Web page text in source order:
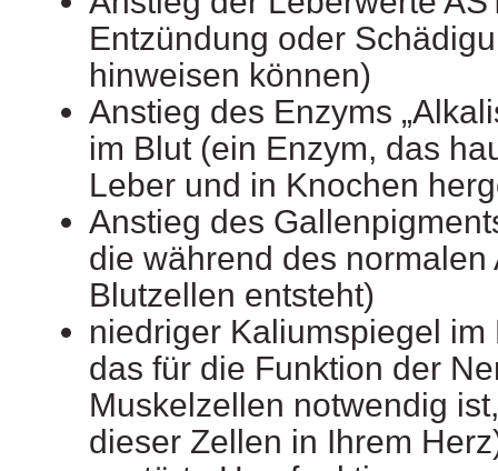
Entzündung oder
hinweisen können)
Anstieg des Enzyms
im Blut (ein Enzym, das
Leber und in Knochen
Anstieg des
die während des normalen
Blutzellen entsteht)
niedriger Kaliumspiegel im
das für die Funktion der
Muskelzellen notwendig
dieser Zellen in Ihrem